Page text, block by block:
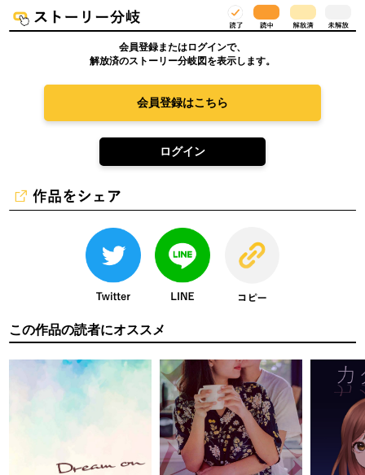
会員登録またはログインで、
解放済のストーリー分岐図を表示します。
会員登録はこちら
ログイン
この作品の読者にオススメ